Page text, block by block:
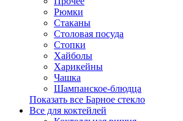
Рюмки
Стаканы
Столовая посуда
Стопки
Хайболы
Харикейны
Чашка
Шампанское-блюдца
Показать все Барное стекло
Все для коктейлей